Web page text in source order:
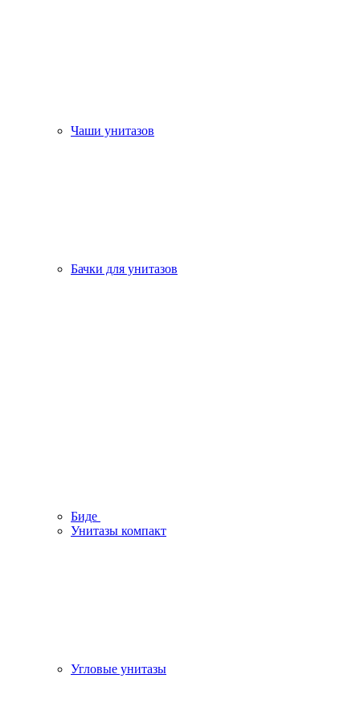
Чаши унитазов
Бачки для унитазов
Биде
Унитазы компакт
Угловые унитазы